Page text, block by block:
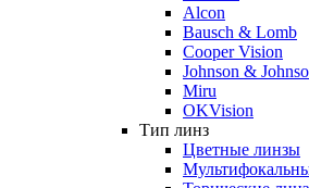
Alcon
Bausch & Lomb
Cooper Vision
Johnson &
Miru
OKVision
Тип линз
Цветные линзы